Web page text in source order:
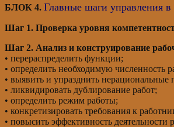
БЛОК 4. Главные шаги управления в
Шаг 1. Проверка уровня
Шаг 2. Анализ и конструирование
• перераспределить функции;
• определить необходимую численность
• выявить и упразднить нерациональные
• ликвидировать дублирование работ;
• определить режим работы;
• конкретизировать требования к
• повысить эффективность деятельности